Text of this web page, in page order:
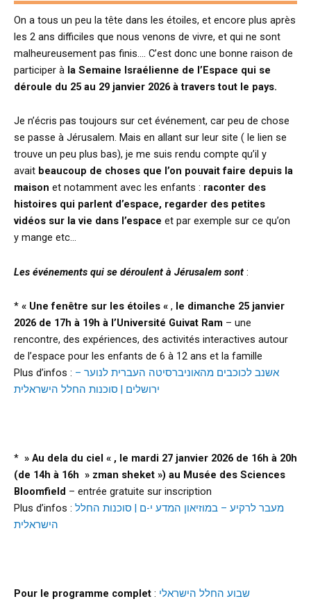
On a tous un peu la tête dans les étoiles, et encore plus après
les 2 ans difficiles que nous venons de vivre, et qui ne sont
malheureusement pas finis…. C’est donc une bonne raison de
participer à la Semaine Israélienne de l’Espace qui se
déroule du 25 au 29 janvier 2026 à travers tout le pays.
Je n’écris pas toujours sur cet événement, car peu de chose
se passe à Jérusalem. Mais en allant sur leur site ( le lien se
trouve un peu plus bas), je me suis rendu compte qu’il y
avait beaucoup de choses que l’on pouvait faire depuis la
maison et notamment avec les enfants : raconter des
histoires qui parlent d’espace, regarder des petites
vidéos sur la vie dans l’espace et par exemple sur ce qu’on
y mange etc…
Les événements qui se déroulent à Jérusalem sont :
* « Une fenêtre sur les étoiles « , le dimanche 25 janvier
2026 de 17h à 19h à l’Université Guivat Ram – une
rencontre, des expériences, des activités interactives autour
de l’espace pour les enfants de 6 à 12 ans et la famille
Plus d’infos : אשנב לכוכבים מהאוניברסיטה העברית לנוער –
ירושלים | סוכנות החלל הישראלית
* » Au dela du ciel « , le mardi 27 janvier 2026 de 16h à 20h
(de 14h à 16h » zman sheket ») au Musée des Sciences
Bloomfield – entrée gratuite sur inscription
Plus d’infos : מעבר לרקיע – במוזיאון המדע י-ם | סוכנות החלל
הישראלית
Pour le programme complet : שבוע החלל הישראלי